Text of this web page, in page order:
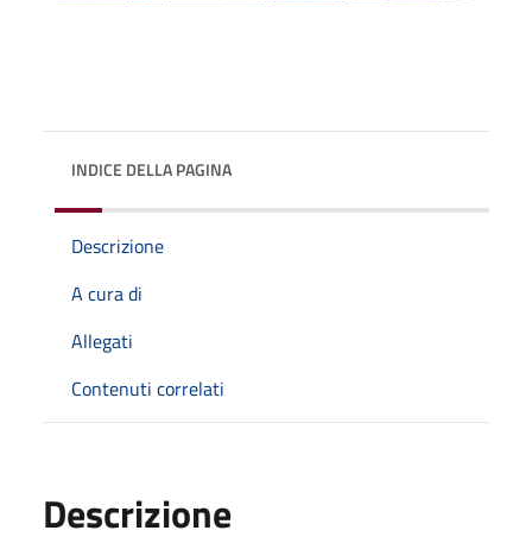
INDICE DELLA PAGINA
Descrizione
A cura di
Allegati
Contenuti correlati
Descrizione